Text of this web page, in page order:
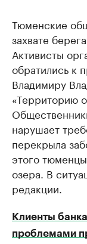
Тюменские
захвате
Активисты
обратились к
Владимиру
«Территорию
нарушает
перекрыла
этого
озера. В
редакции.
Клиенты
проблемами